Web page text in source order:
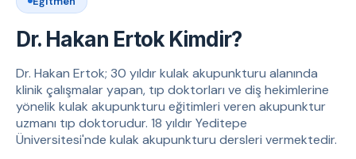
Dr. Hakan Ertok Kimdir?
Dr. Hakan Ertok; 30 yıldır kulak akupunkturu alanında
klinik çalışmalar yapan, tıp doktorları ve diş hekimlerine
yönelik kulak akupunkturu eğitimleri veren akupunktur
uzmanı tıp doktorudur. 18 yıldır Yeditepe
Üniversitesi'nde kulak akupunkturu dersleri vermektedir.